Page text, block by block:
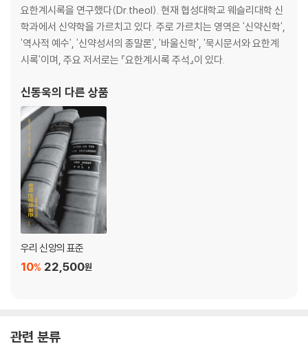
제6장 요한계시록의 해석 60
1. 영적 해석 방법(spiritualisierende Interpretation): 비역사적 해석
62
2. 교회사적 해석(kirchengeschichtliche Interpretation) 63
4. 시대사적 해석(zeitgeschichtliche Interpretation): 역사적 해석 6
5. 신-시학적 해석(rezeptionsasthetische Interpretation: theop
oetic Interpretaion) 68
6. 환상 해석 모델에 대한 평가 69
제7장 요한계시록의 올바른 해석을 위한 전제적 질문 73
1. 1:19은 요한계시록 단락 구분의 기준인가? 74
2. 요한계시록의 환상들은 시간적 배열인가 아니면 서술적 배열인가? 76
상징적-현재적 실재인가? 79
1. 요한계시록의 주요 내용: 죽임당하신 어린양의 승리에 대한 묵시적 설명
요한계시록을 연구했다(Dr.theol). 현재 협성대학교 웨슬리대학 신
학과에서 신약학을 가르치고 있다. 주로 가르치는 영역은 '신약신학',
'역사적 예수', '신약성서의 종말론', '바울신학', '묵시문서와 요한계
시록'이며, 주요 저서로는 『요한계시록 주석』이 있다.
신동욱의 다른 상품
우리 신앙의 표준
22,500원
10%
관련 분류